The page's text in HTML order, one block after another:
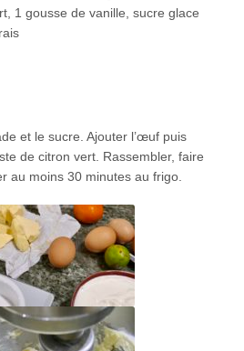
1 gousse de vanille, sucre glace
et le sucre. Ajouter l’œuf puis
de citron vert. Rassembler, faire
au moins 30 minutes au frigo.